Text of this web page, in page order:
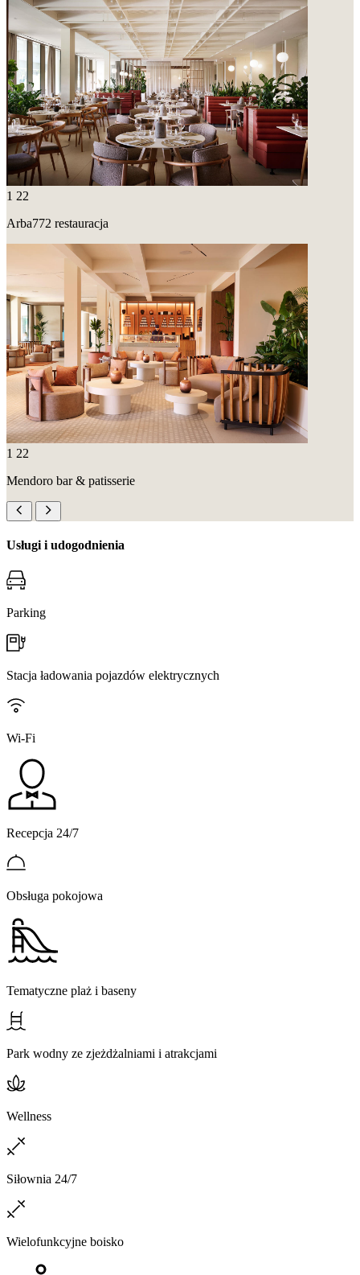
1 22
Arba772 restauracja
1 22
Mendoro bar & patisserie
Usługi i udogodnienia
Parking
Stacja ładowania pojazdów elektrycznych
Wi-Fi
Recepcja 24/7
Obsługa pokojowa
Tematyczne plaż i baseny
Park wodny ze zjeżdżalniami i atrakcjami
Wellness
Siłownia 24/7
Wielofunkcyjne boisko